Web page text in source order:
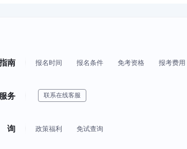
南 报名时间 报名条件 免考资格 报考费用
务 联系在线客服
政策福利 免试查询